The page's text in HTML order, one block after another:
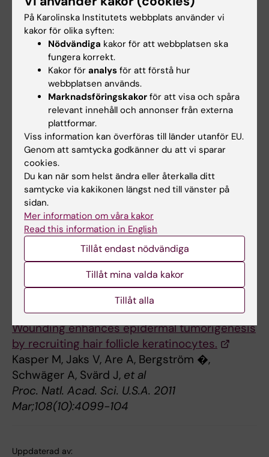
kallas interfollikulär epidermis, det vill säga
huden mellan hårfolliklarna. Det visar att
stamceller i hårfollikeln kan vara en
ursprungscell för tumörbildning även i en
annan del av huden.
Studien visar att inte alla sorters
sår/vävnadsskada ökar tumörbildningen. Det
krävs ett sår genom hela huden för att uppnå
denna effekt (så kallad full thickness
wounding).
– Man kan misstänka att kombinationen av
kraftig solbränna (vävnadsskada) och DNA-
skada (mutationer) orsakad av UV-strålning
ger en liknande effekt, menar Rune Toftgård.
Läs om studien i ett pressmedelande
Wounding enhances epidermal tumorigenesis
by recruiting hair follicle keratinocytes.
Kasper M, Jaks V, Are A, Bergström �,
Schwäger A, Svärd J, et al
Proc. Natl. Acad. Sci. U.S.A. 2011
Mar;108(10):4099-104
Uppdaterad av:
På Karolinska Institutets webbplats använder vi
kakor för olika syften:
Nödvändiga kakor för att webbplatsen ska
fungera korrekt.
Kakor för analys för att förstå hur
webbplatsen används.
Marknadsföringskakor för att visa och spåra
relevant innehåll och annonser från externa
plattformar.
Viss information kan överföras till länder utanför EU.
Genom att samtycka godkänner du att vi sparar
cookies.
Du kan när som helst ändra eller återkalla ditt
samtycke via kakikonen längst ned till vänster på
sidan.
Mer information om våra kakor
Read this information in English
Tillåt endast nödvändiga
Tillåt mina valda kakor
Tillåt alla